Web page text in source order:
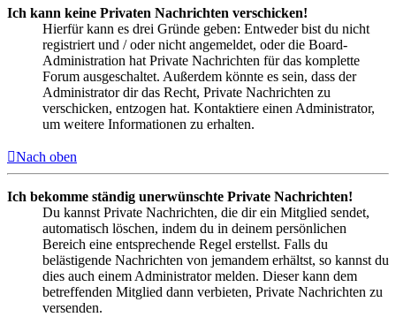
Ich kann keine Privaten Nachrichten verschicken!
Hierfür kann es drei Gründe geben: Entweder bist du nicht
registriert und / oder nicht angemeldet, oder die Board-
Administration hat Private Nachrichten für das komplette
Forum ausgeschaltet. Außerdem könnte es sein, dass der
Administrator dir das Recht, Private Nachrichten zu
verschicken, entzogen hat. Kontaktiere einen Administrator,
um weitere Informationen zu erhalten.
Nach oben
Ich bekomme ständig unerwünschte Private Nachrichten!
Du kannst Private Nachrichten, die dir ein Mitglied sendet,
automatisch löschen, indem du in deinem persönlichen
Bereich eine entsprechende Regel erstellst. Falls du
belästigende Nachrichten von jemandem erhältst, so kannst du
dies auch einem Administrator melden. Dieser kann dem
betreffenden Mitglied dann verbieten, Private Nachrichten zu
versenden.